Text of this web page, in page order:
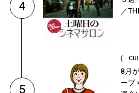
4
／
(
8月
ープ